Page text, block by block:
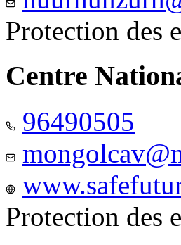
Protection des
Centre
96490505
Protection des